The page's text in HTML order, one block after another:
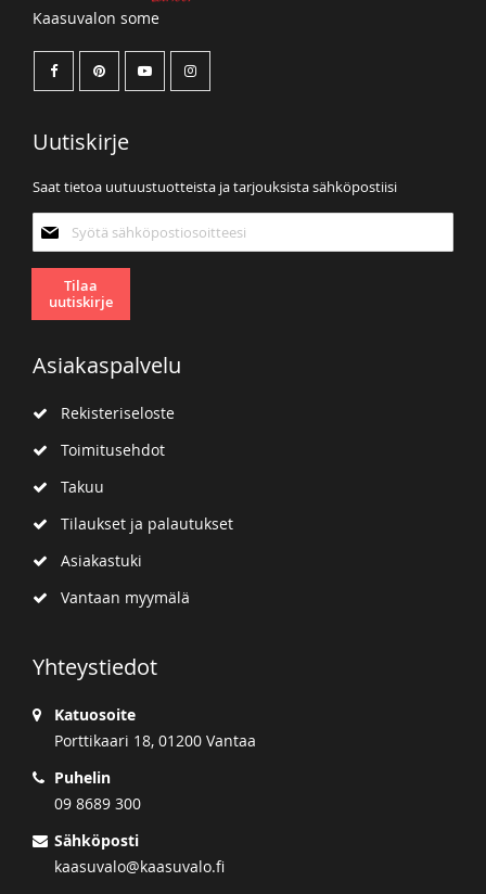
Kaasuvalon some
Uutiskirje
Saat tietoa uutuustuotteista ja tarjouksista sähköpostiisi
uutiskirjeemme:
Tilaa
uutiskirje
Asiakaspalvelu
Rekisteriseloste
Toimitusehdot
Takuu
Tilaukset ja palautukset
Asiakastuki
Vantaan myymälä
Yhteystiedot
Katuosoite
Porttikaari 18, 01200 Vantaa
Puhelin
09 8689 300
Sähköposti
kaasuvalo@kaasuvalo.fi